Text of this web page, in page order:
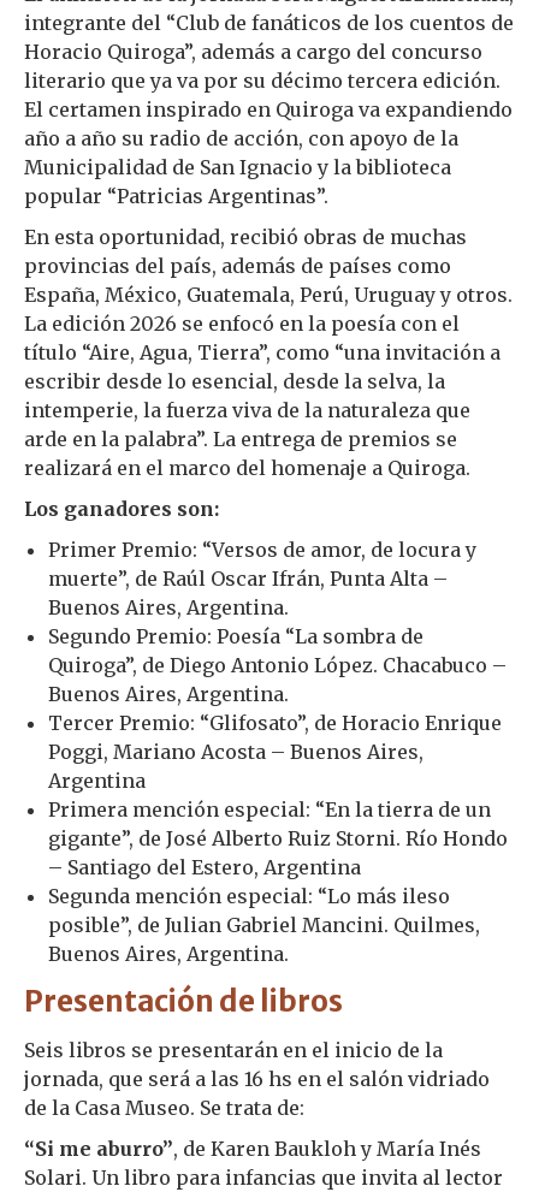
integrante del “Club de fanáticos de los cuentos de
Horacio Quiroga”, además a cargo del concurso
literario que ya va por su décimo tercera edición.
El certamen inspirado en Quiroga va expandiendo
año a año su radio de acción, con apoyo de la
Municipalidad de San Ignacio y la biblioteca
popular “Patricias Argentinas”.
En esta oportunidad, recibió obras de muchas
provincias del país, además de países como
España, México, Guatemala, Perú, Uruguay y otros.
La edición 2026 se enfocó en la poesía con el
título “Aire, Agua, Tierra”, como “una invitación a
escribir desde lo esencial, desde la selva, la
intemperie, la fuerza viva de la naturaleza que
arde en la palabra”. La entrega de premios se
realizará en el marco del homenaje a Quiroga.
Los ganadores son:
Primer Premio: “Versos de amor, de locura y
muerte”, de Raúl Oscar Ifrán, Punta Alta –
Buenos Aires, Argentina.
Segundo Premio: Poesía “La sombra de
Quiroga”, de Diego Antonio López. Chacabuco –
Buenos Aires, Argentina.
Tercer Premio: “Glifosato”, de Horacio Enrique
Poggi, Mariano Acosta – Buenos Aires,
Argentina
Primera mención especial: “En la tierra de un
gigante”, de José Alberto Ruiz Storni. Río Hondo
– Santiago del Estero, Argentina
Segunda mención especial: “Lo más ileso
posible”, de Julian Gabriel Mancini. Quilmes,
Buenos Aires, Argentina.
Presentación de libros
Seis libros se presentarán en el inicio de la
jornada, que será a las 16 hs en el salón vidriado
de la Casa Museo. Se trata de:
“Si me aburro”, de Karen Baukloh y María Inés
Solari. Un libro para infancias que invita al lector